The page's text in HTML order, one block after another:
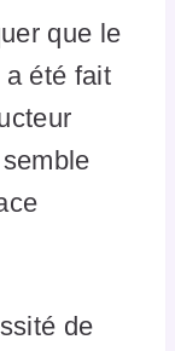
que le
a été fait
de